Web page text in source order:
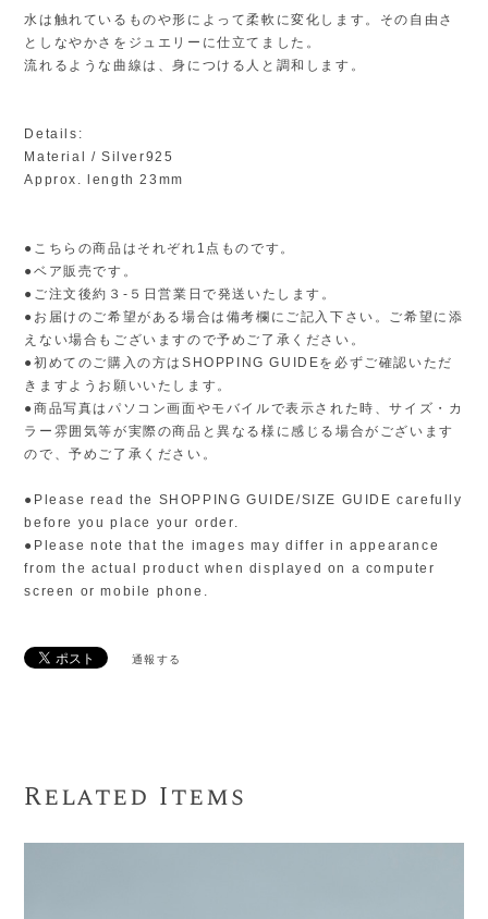
水は触れているものや形によって柔軟に変化します。その自由さ
としなやかさをジュエリーに仕立てました。
流れるような曲線は、身につける人と調和します。
Details:
Material / Silver925
Approx. length 23mm
●こちらの商品はそれぞれ1点ものです。
●ベア販売です。
●ご注文後約３-５日営業日で発送いたします。
●お届けのご希望がある場合は備考欄にご記入下さい。ご希望に添
えない場合もございますので予めご了承ください。
●初めてのご購入の方はSHOPPING GUIDEを必ずご確認いただ
きますようお願いいたします。
●商品写真はパソコン画面やモバイルで表示された時、サイズ・カ
ラー雰囲気等が実際の商品と異なる様に感じる場合がございます
ので、予めご了承ください。
●Please read the SHOPPING GUIDE/SIZE GUIDE carefully
before you place your order.
●Please note that the images may differ in appearance
from the actual product when displayed on a computer
screen or mobile phone.
通報する
Related Items